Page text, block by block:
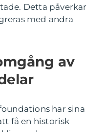
Detta påverkar
med andra
av
har sina
få en historisk